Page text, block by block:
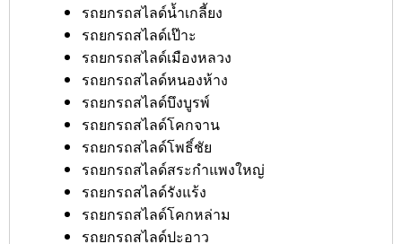
รถยกรถสไลด์น้ำเกลี้ยง
รถยกรถสไลด์เป๊าะ
รถยกรถสไลด์เมืองหลวง
รถยกรถสไลด์หนองห้าง
รถยกรถสไลด์บึงบูรพ์
รถยกรถสไลด์โคกจาน
รถยกรถสไลด์โพธิ์ชัย
รถยกรถสไลด์สระกำแพงใหญ่
รถยกรถสไลด์รังแร้ง
รถยกรถสไลด์โคกหล่าม
รถยกรถสไลด์ปะอาว